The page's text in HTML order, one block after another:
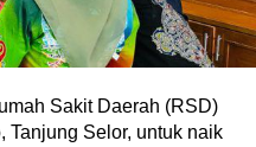
Sakit Daerah (RSD)
Tanjung Selor, untuk naik